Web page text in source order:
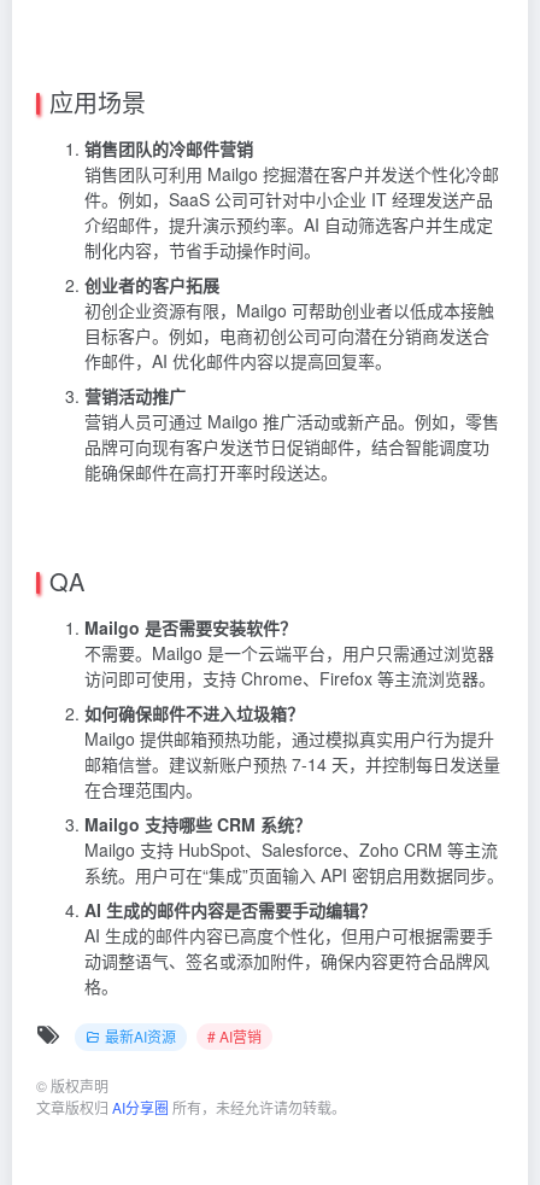
应用场景
销售团队的冷邮件营销
销售团队可利用 Mailgo 挖掘潜在客户并发送个性化冷邮
件。例如，SaaS 公司可针对中小企业 IT 经理发送产品
介绍邮件，提升演示预约率。AI 自动筛选客户并生成定
制化内容，节省手动操作时间。
创业者的客户拓展
初创企业资源有限，Mailgo 可帮助创业者以低成本接触
目标客户。例如，电商初创公司可向潜在分销商发送合
作邮件，AI 优化邮件内容以提高回复率。
营销活动推广
营销人员可通过 Mailgo 推广活动或新产品。例如，零售
品牌可向现有客户发送节日促销邮件，结合智能调度功
能确保邮件在高打开率时段送达。
QA
Mailgo 是否需要安装软件？
不需要。Mailgo 是一个云端平台，用户只需通过浏览器
访问即可使用，支持 Chrome、Firefox 等主流浏览器。
如何确保邮件不进入垃圾箱？
Mailgo 提供邮箱预热功能，通过模拟真实用户行为提升
邮箱信誉。建议新账户预热 7-14 天，并控制每日发送量
在合理范围内。
Mailgo 支持哪些 CRM 系统？
Mailgo 支持 HubSpot、Salesforce、Zoho CRM 等主流
系统。用户可在“集成”页面输入 API 密钥启用数据同步。
AI 生成的邮件内容是否需要手动编辑？
AI 生成的邮件内容已高度个性化，但用户可根据需要手
动调整语气、签名或添加附件，确保内容更符合品牌风
格。
最新AI资源 # AI营销
© 版权声明
文章版权归 AI分享圈 所有，未经允许请勿转载。